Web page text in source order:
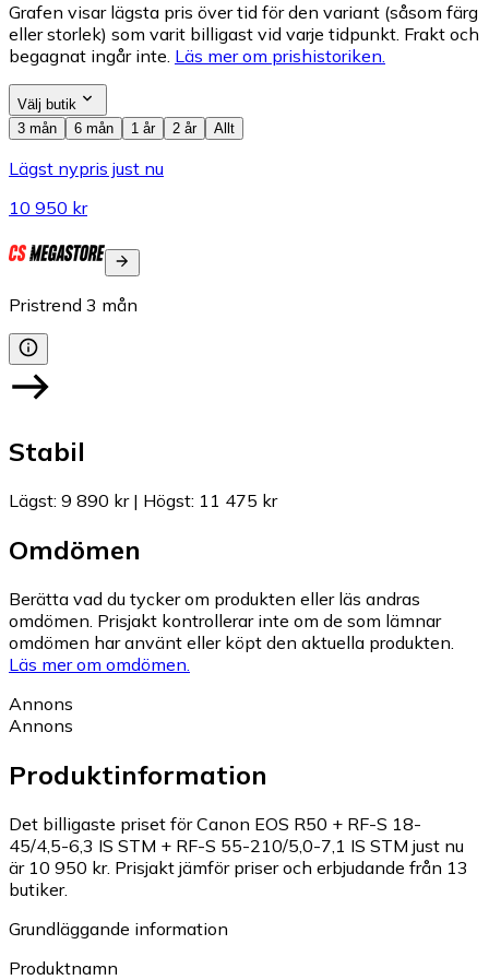
Grafen visar lägsta pris över tid för den variant (såsom färg
eller storlek) som varit billigast vid varje tidpunkt. Frakt och
begagnat ingår inte. Läs mer om prishistoriken.
Välj butik
3 mån
6 mån 1 år 2 år Allt
Lägst nypris just nu
10 950 kr
Pristrend 3 mån
Stabil
Lägst: 9 890 kr| Högst: 11 475 kr
Omdömen
Berätta vad du tycker om produkten eller läs andras
omdömen. Prisjakt kontrollerar inte om de som lämnar
omdömen har använt eller köpt den aktuella produkten.
Läs mer om omdömen.
Annons
Annons
Produktinformation
Det billigaste priset för Canon EOS R50 + RF-S 18-
45/4,5-6,3 IS STM + RF-S 55-210/5,0-7,1 IS STM just nu
är 10 950 kr. Prisjakt jämför priser och erbjudande från 13
butiker.
Grundläggande information
Produktnamn